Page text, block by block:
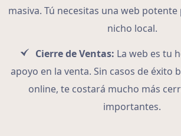
masiva. Tú necesitas una web
nicho local.
Cierre de Ventas: La web es tu
apoyo en la venta. Sin casos de éxito
online, te costará mucho más
importantes.